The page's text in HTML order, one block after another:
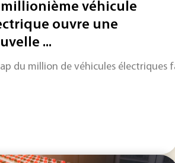
sobriété. Cette ambition se heurte
industrielle complémentaire à la
millionième véhicule
ouvre une
...
du million de véhicules électriques